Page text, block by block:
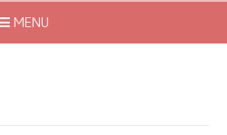
MENU